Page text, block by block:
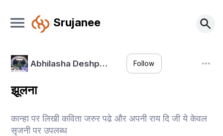
Srujanee
Abhilasha Deshp… Follow
झूलना
कान्हा पर लिखी कविता जरुर पढे और अपनी राय दि जी ये केवल
सृजनी पर उपलब्ध